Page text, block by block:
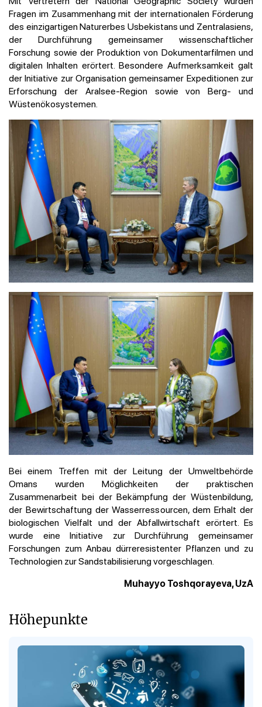
Fragen im Zusammenhang mit der internationalen Förderung
des einzigartigen Naturerbes Usbekistans und Zentralasiens,
der Durchführung gemeinsamer wissenschaftlicher
Forschung sowie der Produktion von Dokumentarfilmen und
digitalen Inhalten erörtert. Besondere Aufmerksamkeit galt
der Initiative zur Organisation gemeinsamer Expeditionen zur
Erforschung der Aralsee-Region sowie von Berg- und
Wüstenökosystemen.
Bei einem Treffen mit der Leitung der Umweltbehörde
Omans wurden Möglichkeiten der praktischen
Zusammenarbeit bei der Bekämpfung der Wüstenbildung,
der Bewirtschaftung der Wasserressourcen, dem Erhalt der
biologischen Vielfalt und der Abfallwirtschaft erörtert. Es
wurde eine Initiative zur Durchführung gemeinsamer
Forschungen zum Anbau dürreresistenter Pflanzen und zu
Technologien zur Sandstabilisierung vorgeschlagen.
Muhayyo Toshqorayeva, UzA
Höhepunkte